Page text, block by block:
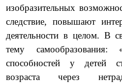
изобразительных
следствие, повышают
деятельности в целом. В
тему самообразования:
способностей у детей
возраста через